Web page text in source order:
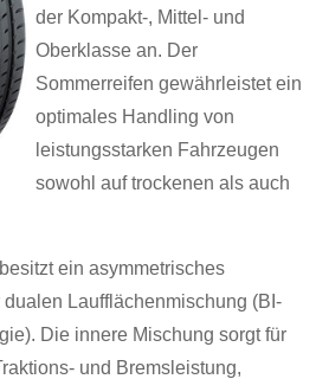
der Kompakt-, Mittel- und
Oberklasse an. Der
Sommerreifen gewährleistet ein
optimales Handling von
leistungsstarken Fahrzeugen
sowohl auf trockenen als auch
ein asymmetrisches
Laufflächenmischung (BI-
Die innere Mischung sorgt für
und Bremsleistung,